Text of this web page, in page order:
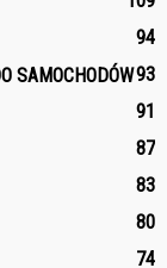
94
SAMOCHODÓW93
91
87
83
80
74